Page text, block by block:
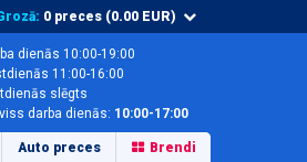
0 preces (0.00 EUR)
dienās 10:00-19:00
11:00-16:00
slēgts
darba dienās: 10:00-17:00
Auto preces Brendi